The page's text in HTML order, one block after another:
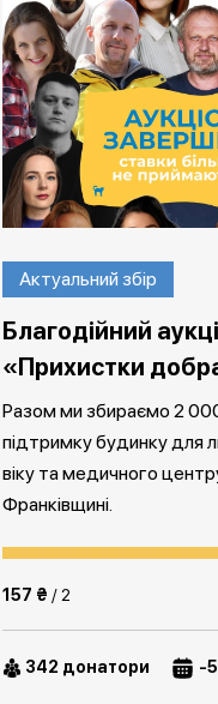
Актуальний збір
Благодійний
«Прихистки
Разом ми збираємо 2
підтримку будинку для
віку та медичного
Франківщині.
157 ₴ / 2
342 донатори -